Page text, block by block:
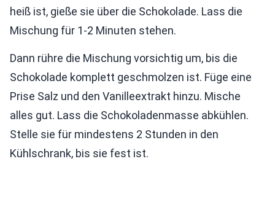
heiß ist, gieße sie über die Schokolade. Lass die
Mischung für 1-2 Minuten stehen.
Dann rühre die Mischung vorsichtig um, bis die
Schokolade komplett geschmolzen ist. Füge eine
Prise Salz und den Vanilleextrakt hinzu. Mische
alles gut. Lass die Schokoladenmasse abkühlen.
Stelle sie für mindestens 2 Stunden in den
Kühlschrank, bis sie fest ist.